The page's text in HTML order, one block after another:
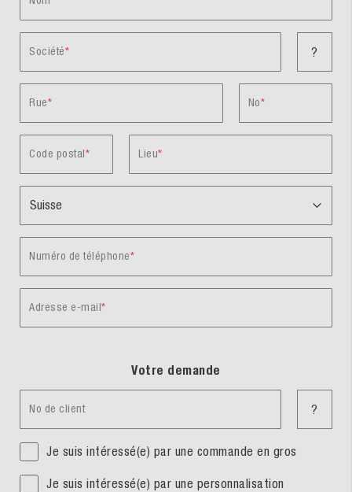
Société ?
Rue No
Code postal Lieu
Numéro de téléphone
Adresse e-mail
Votre demande
No de client ?
Je suis intéressé(e) par une commande en gros
Je suis intéressé(e) par une personnalisation